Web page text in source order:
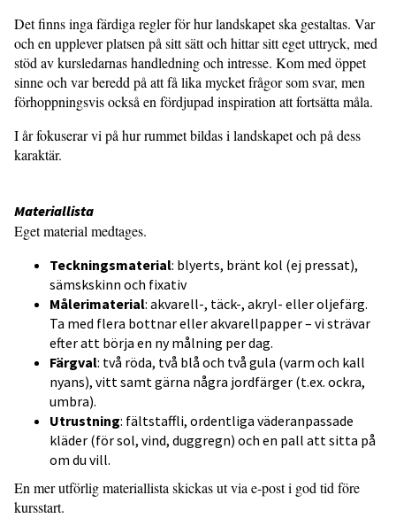
Det finns inga färdiga regler för hur landskapet ska gestaltas. Var
och en upplever platsen på sitt sätt och hittar sitt eget uttryck, med
stöd av kursledarnas handledning och intresse. Kom med öppet
sinne och var beredd på att få lika mycket frågor som svar, men
förhoppningsvis också en fördjupad inspiration att fortsätta måla.
I år fokuserar vi på hur rummet bildas i landskapet och på dess
karaktär.
Materiallista
Eget material medtages.
Teckningsmaterial: blyerts, bränt kol (ej pressat),
sämskskinn och fixativ
Målerimaterial: akvarell-, täck-, akryl- eller oljefärg.
Ta med flera bottnar eller akvarellpapper – vi strävar
efter att börja en ny målning per dag.
Färgval: två röda, två blå och två gula (varm och kall
nyans), vitt samt gärna några jordfärger (t.ex. ockra,
umbra).
Utrustning: fältstaffli, ordentliga väderanpassade
kläder (för sol, vind, duggregn) och en pall att sitta på
om du vill.
En mer utförlig materiallista skickas ut via e-post i god tid före
kursstart.